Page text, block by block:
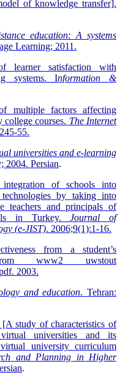
of knowledge transfer].
education: A systems
Learning; 2011.
learner satisfaction with
systems. Information &
multiple factors affecting
college courses. The Internet
55.
universities and e-learning
2004. Persian.
of schools into
by taking into
teachers and principals of
in Turkey.Journal of
(e-JIST). 2006;9(1):1-16.
from a student’s
www2 uwstout
2003.
and education. Tehran:
study of characteristics of
universities and its
university curriculum
and Planning in Higher
.